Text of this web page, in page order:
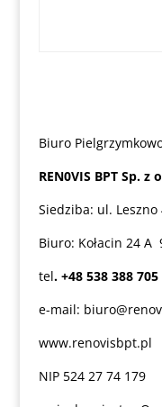
Biuro
REN0VIS BPT Sp. z
Siedziba: ul. Leszno
Biuro: Kołacin 24 A
tel. +48 538 388 705
e-mail:
www.renovisbpt.pl
NIP 524 27 74 179